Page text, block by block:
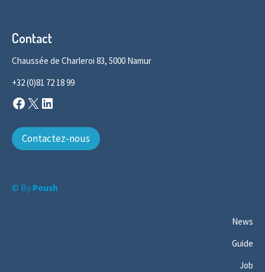
Contact
Chaussée de Charleroi 83, 5000 Namur
+32 (0)81 72 18 99
Facebook
X
Contactez-nous
© By Poush
News
Guide
Job